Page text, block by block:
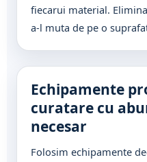
fiecarui material.
a-l muta de pe o
Echipamente
curatare cu
necesar
Folosim echipamente